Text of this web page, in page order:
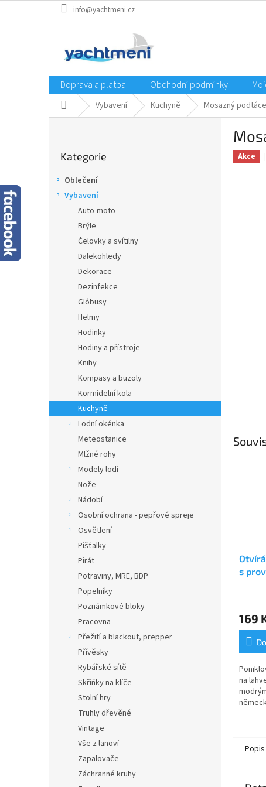
na
info@yachtmeni.cz
Doprava a platba Obchodní podmínky
Domů Vybavení Kuchyně Mosazný
kategorie
Kategorie
Oblečení
Vybavení
Auto-moto
Brýle
Čelovky a svítilny
Dalekohledy
Dekorace
Dezinfekce
Glóbusy
Helmy
Hodinky
Hodiny a přístroje
Knihy
Kompasy a buzoly
Kormidelní kola
Kuchyně
Lodní okénka
Meteostanice
Mlžné rohy
Modely lodí
Nože
Nádobí
Osobní ochrana - pepřové spreje
Osvětlení
Píšťalky
Pirát
Potraviny, MRE, BDP
Popelníky
Poznámkové bloky
Pracovna
Přežití a blackout, prepper
Přívěsky
Rybářské sítě
Skříňky na klíče
Stolní hry
Truhly dřevěné
Vintage
Vše z lanoví
Zapalovače
Záchranné kruhy
Akce
s
169
na
Popis